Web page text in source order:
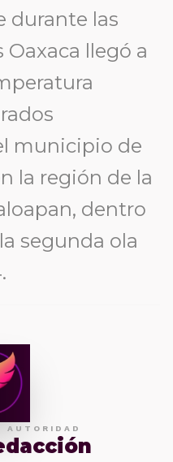
durante las
llegó a
municipio de
la región de la
dentro
segunda ola
AUTORIDAD